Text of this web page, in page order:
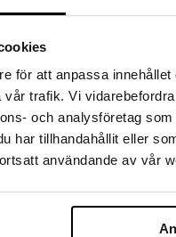
för att anpassa
trafik. Vi
och analysföretag
har tillhandahållit eller
användande av vår
hiiliteräksestä ja käy läpi
luonnollisen non-stick -
– kutsumme sitä
ja siinä on HoneyComb-
takaamiseksi.